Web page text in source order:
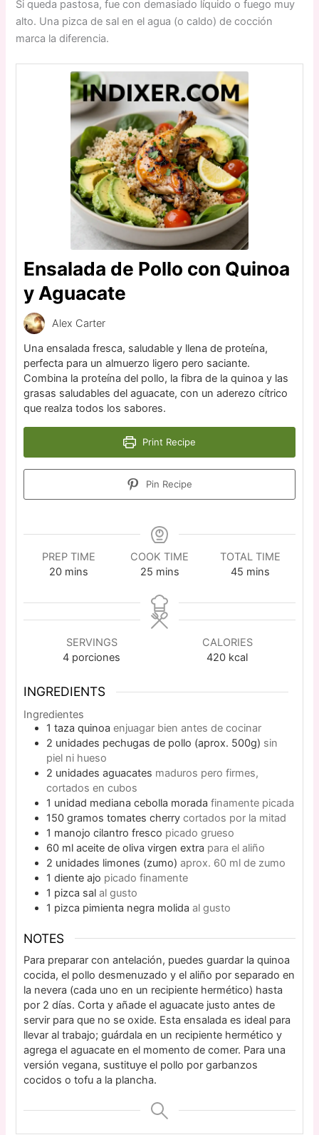
Si queda pastosa, fue con demasiado líquido o fuego muy
alto. Una pizca de sal en el agua (o caldo) de cocción
marca la diferencia.
Ensalada de Pollo con Quinoa
y Aguacate
Alex Carter
Una ensalada fresca, saludable y llena de proteína,
perfecta para un almuerzo ligero pero saciante.
Combina la proteína del pollo, la fibra de la quinoa y las
grasas saludables del aguacate, con un aderezo cítrico
que realza todos los sabores.
Print Recipe
Pin Recipe
PREP TIME
20 mins
COOK TIME
25 mins
TOTAL TIME
45 mins
SERVINGS
4 porciones
CALORIES
420 kcal
INGREDIENTS
Ingredientes
1 taza quinoa enjuagar bien antes de cocinar
2 unidades pechugas de pollo (aprox. 500g) sin
piel ni hueso
2 unidades aguacates maduros pero firmes,
cortados en cubos
1 unidad mediana cebolla morada finamente picada
150 gramos tomates cherry cortados por la mitad
1 manojo cilantro fresco picado grueso
60 ml aceite de oliva virgen extra para el aliño
2 unidades limones (zumo) aprox. 60 ml de zumo
1 diente ajo picado finamente
1 pizca sal al gusto
1 pizca pimienta negra molida al gusto
NOTES
Para preparar con antelación, puedes guardar la quinoa
cocida, el pollo desmenuzado y el aliño por separado en
la nevera (cada uno en un recipiente hermético) hasta
por 2 días. Corta y añade el aguacate justo antes de
servir para que no se oxide. Esta ensalada es ideal para
llevar al trabajo; guárdala en un recipiente hermético y
agrega el aguacate en el momento de comer. Para una
versión vegana, sustituye el pollo por garbanzos
cocidos o tofu a la plancha.